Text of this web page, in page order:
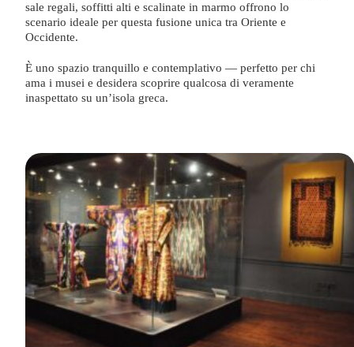
sale regali, soffitti alti e scalinate in marmo offrono lo
scenario ideale per questa fusione unica tra Oriente e
Occidente.
È uno spazio tranquillo e contemplativo — perfetto per chi
ama i musei e desidera scoprire qualcosa di veramente
inaspettato su un’isola greca.